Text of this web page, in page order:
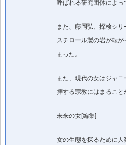
呼ばれる研究団体によっ
また、藤岡弘、探検シ
スチロール製の岩が転
まった。
また、現代の女はジャ
拝する宗教にはまること
未来の女[編集]
女の生態を探るために